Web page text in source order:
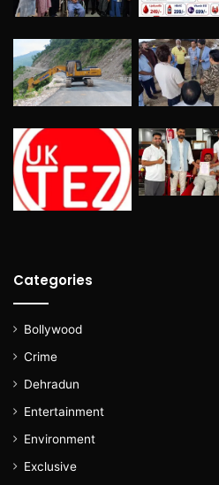
Categories
Bollywood
Crime
Dehradun
Entertainment
Environment
Exclusive